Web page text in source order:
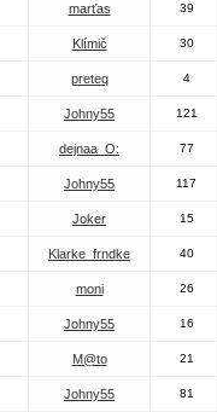
marťas 39
Klímič 30
preteq 4
Johny55 121
dejnaa_O: 77
Johny55 117
Joker 15
Klarke_frndke 40
moni 26
Johny55 16
M@to 21
Johny55 81